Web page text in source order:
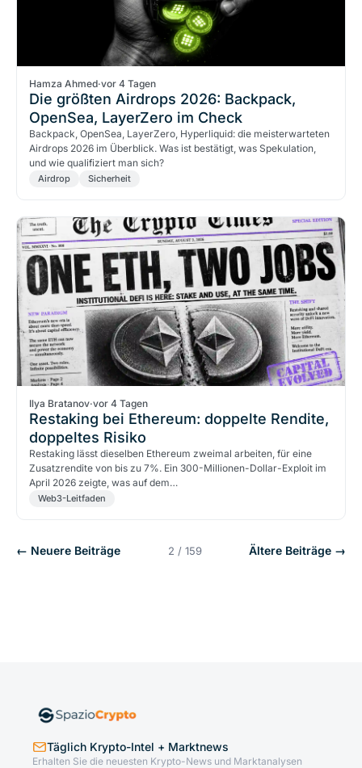
Hamza Ahmed·vor 4 Tagen
Die größten Airdrops 2026: Backpack,
OpenSea, LayerZero im Check
Backpack, OpenSea, LayerZero, Hyperliquid: die meisterwarteten
Airdrops 2026 im Überblick. Was ist bestätigt, was Spekulation,
und wie qualifiziert man sich?
Airdrop Sicherheit
Ilya Bratanov·vor 4 Tagen
Restaking bei Ethereum: doppelte Rendite,
doppeltes Risiko
Restaking lässt dieselben Ethereum zweimal arbeiten, für eine
Zusatzrendite von bis zu 7%. Ein 300-Millionen-Dollar-Exploit im
April 2026 zeigte, was auf dem…
Web3-Leitfaden
← Neuere Beiträge 2 / 159 Ältere Beiträge →
Täglich Krypto-Intel + Marktnews
Erhalten Sie die neuesten Krypto-News und Marktanalysen